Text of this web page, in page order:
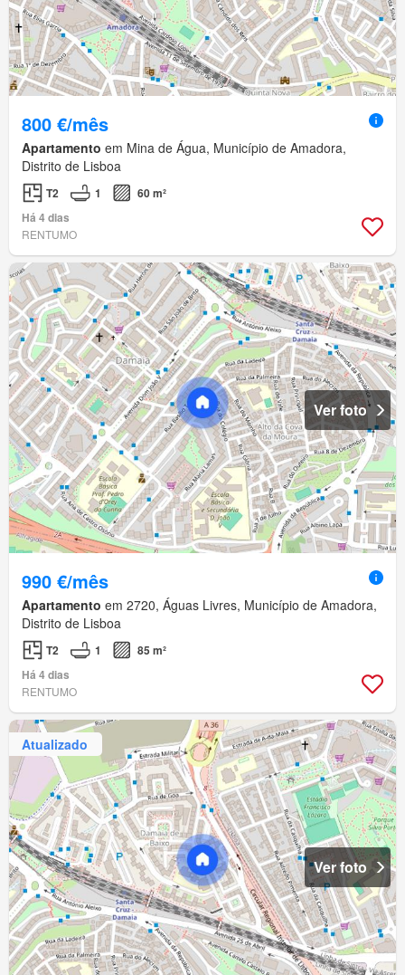
800 €/mês
Apartamento em Mina de Água, Município de Amadora,
Distrito de Lisboa
T2 1
60 m²
Há 4 dias
RENTUMO
Ver foto
990 €/mês
Apartamento em 2720, Águas Livres, Município de Amadora,
Distrito de Lisboa
T2 1
85 m²
Há 4 dias
RENTUMO
Atualizado
Ver foto